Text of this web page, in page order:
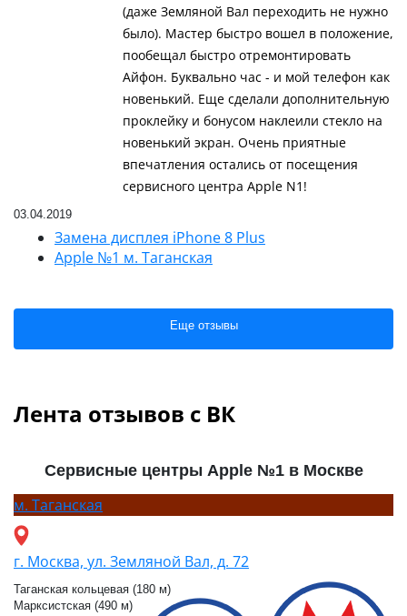
(даже Земляной Вал переходить не нужно
было). Мастер быстро вошел в положение,
пообещал быстро отремонтировать
Айфон. Буквально час - и мой телефон как
новенький. Еще сделали дополнительную
проклейку и бонусом наклеили стекло на
новенький экран. Очень приятные
впечатления остались от посещения
сервисного центра Apple N1!
03.04.2019
Замена дисплея iPhone 8 Plus
Apple №1 м. Таганская
Еще отзывы
Лента отзывов с ВК
Сервисные центры Apple №1 в Москве
м. Таганская
г. Москва, ул. Земляной Вал, д. 72
Таганская кольцевая (180 м)
Марксистская (490 м)